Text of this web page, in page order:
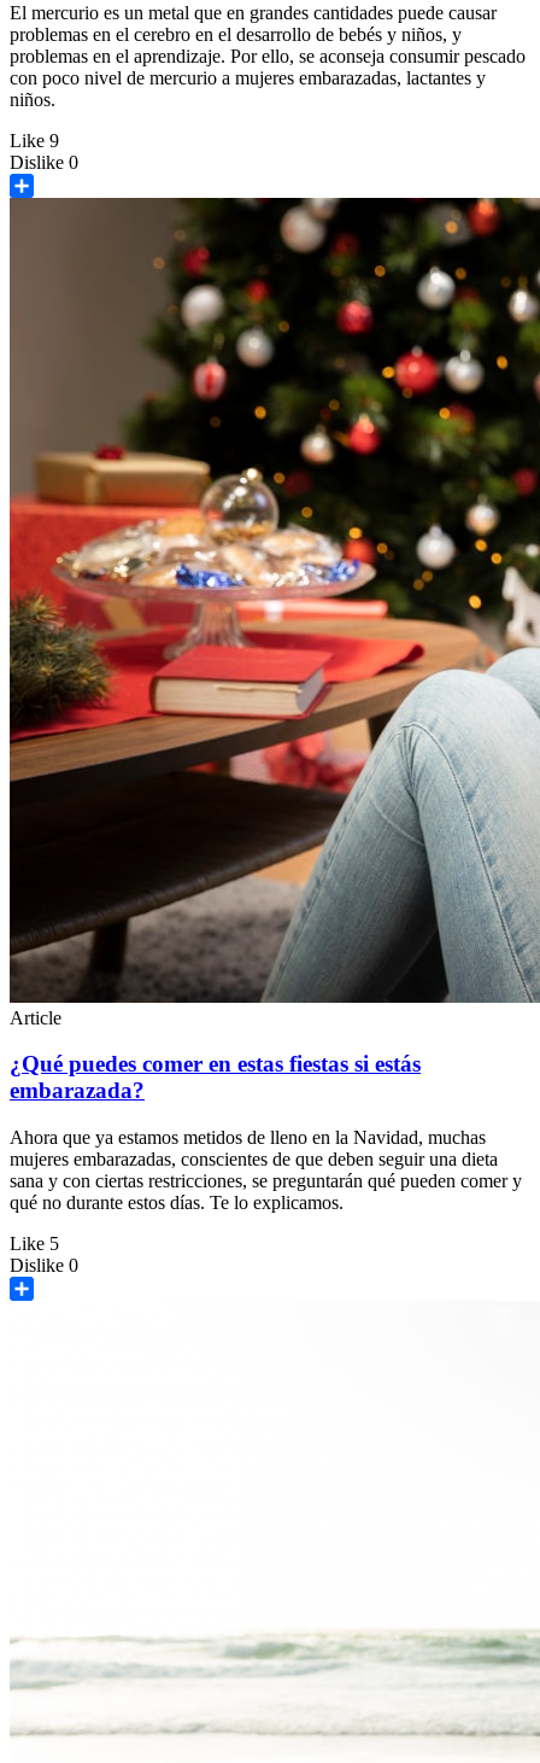
El mercurio es un metal que en grandes cantidades puede causar
problemas en el cerebro en el desarrollo de bebés y niños, y
problemas en el aprendizaje. Por ello, se aconseja consumir pescado
con poco nivel de mercurio a mujeres embarazadas, lactantes y
niños.
Like 9
Dislike 0
Article
¿Qué puedes comer en estas fiestas si estás
embarazada?
Ahora que ya estamos metidos de lleno en la Navidad, muchas
mujeres embarazadas, conscientes de que deben seguir una dieta
sana y con ciertas restricciones, se preguntarán qué pueden comer y
qué no durante estos días. Te lo explicamos.
Like 5
Dislike 0